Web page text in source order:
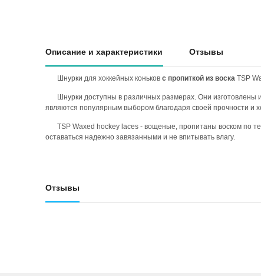
Описание и характеристики Отзывы
Шнурки для хоккейных коньков с пропиткой из воска TSP
Шнурки доступны в различных размерах. Они изготовлены
являются популярным выбором благодаря своей прочности и
TSP Waxed hockey laces - вощеные, пропитаны воском по
оставаться надежно завязанными и не впитывать влагу.
Отзывы